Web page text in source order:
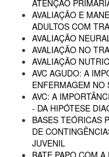
ATENÇÃO
AVALIAÇÃO E
ADULTOS COM
AVALIAÇÃO
AVALIAÇÃO NO
AVALIAÇÃO
AVC AGUDO: A
ENFERMAGEM NO
AVC: A
- DA HIPÓTESE
BASES TEÓRICAS
DE
JUVENIL
BATE PAPO COM